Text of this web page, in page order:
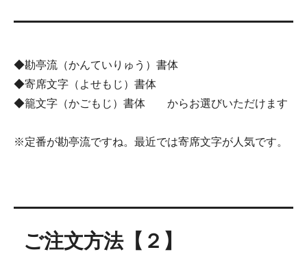
◆勘亭流（かんていりゅう）書体
◆寄席文字（よせもじ）書体
◆籠文字（かごもじ）書体 からお選びいただけます
※定番が勘亭流ですね。最近では寄席文字が人気です。
ご注文方法【２】